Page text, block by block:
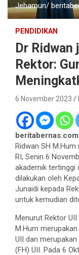
Jehamun/
PENDIDIKAN
Dr
Rektor:
6 November 2023
Ridwan SH
RI, Senin 6
akademik tertinggi
dilakukan oleh
Junaidi kepada
untuk kemudian
Menurut Rektor
M.Hum
UII dan
(FH) UII. Pada 6